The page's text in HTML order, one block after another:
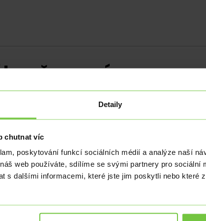
Detaily
chutnat víc
poskytování funkcí sociálních médií a analýze naší
web používáte, sdílíme se svými partnery pro sociální
s dalšími informacemi, které jste jim poskytli nebo které
v červeném
o 0,8 %, což je hlubší pokles, než s jakým
jsou ceny průmyslových výrobců v červených
stavebních prací šly nahoru o 3,9 % a v rámci
energií. Jednalo se o ceny koksu, černého i